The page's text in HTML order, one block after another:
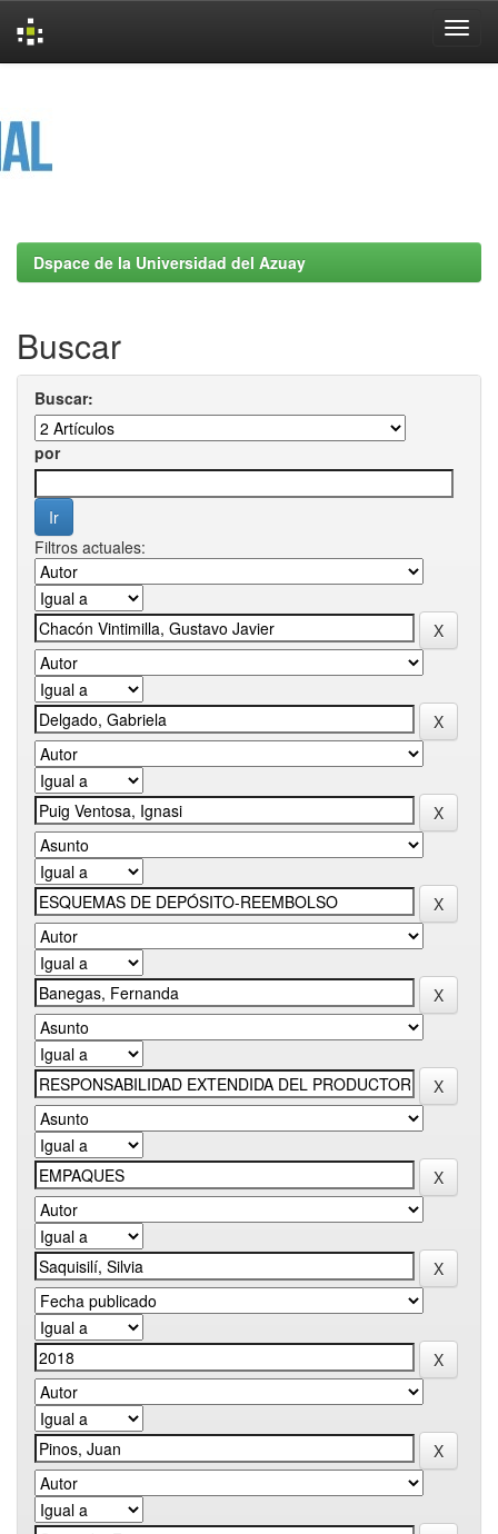
Dspace de la Universidad del Azuay
Buscar
Buscar:
por
Filtros actuales: